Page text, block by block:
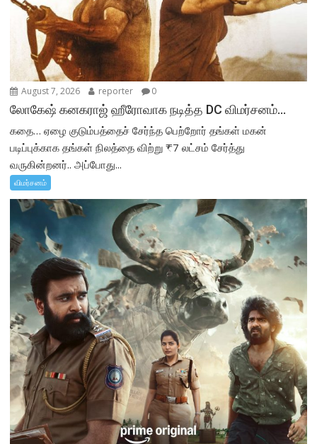
August 7, 2026 reporter 0
லோகேஷ் கனகராஜ் ஹீரோவாக நடித்த DC விமர்சனம்…
கதை… ஏழை குடும்பத்தைச் சேர்ந்த பெற்றோர் தங்கள் மகன்
படிப்புக்காக தங்கள் நிலத்தை விற்று ₹7 லட்சம் சேர்த்து
வருகின்றனர்.. அப்போது...
விமர்சனம்